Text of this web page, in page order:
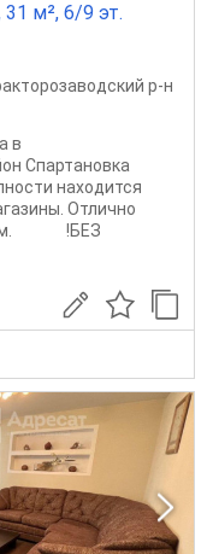
м², 6/9 эт.
р-н
в
Спартановка
находится
Отлично
!БЕЗ